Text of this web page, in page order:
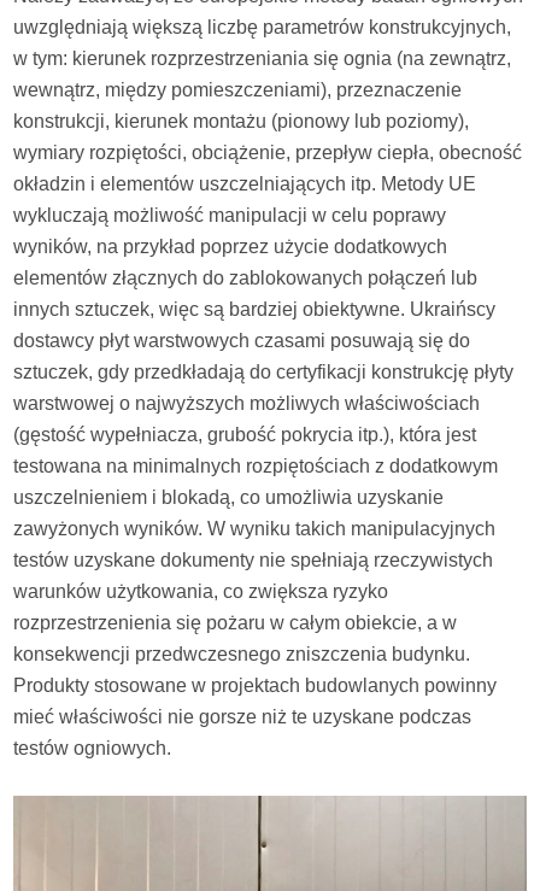
uwzględniają większą liczbę parametrów konstrukcyjnych,
w tym: kierunek rozprzestrzeniania się ognia (na zewnątrz,
wewnątrz, między pomieszczeniami), przeznaczenie
konstrukcji, kierunek montażu (pionowy lub poziomy),
wymiary rozpiętości, obciążenie, przepływ ciepła, obecność
okładzin i elementów uszczelniających itp. Metody UE
wykluczają możliwość manipulacji w celu poprawy
wyników, na przykład poprzez użycie dodatkowych
elementów złącznych do zablokowanych połączeń lub
innych sztuczek, więc są bardziej obiektywne. Ukraińscy
dostawcy płyt warstwowych czasami posuwają się do
sztuczek, gdy przedkładają do certyfikacji konstrukcję płyty
warstwowej o najwyższych możliwych właściwościach
(gęstość wypełniacza, grubość pokrycia itp.), która jest
testowana na minimalnych rozpiętościach z dodatkowym
uszczelnieniem i blokadą, co umożliwia uzyskanie
zawyżonych wyników. W wyniku takich manipulacyjnych
testów uzyskane dokumenty nie spełniają rzeczywistych
warunków użytkowania, co zwiększa ryzyko
rozprzestrzenienia się pożaru w całym obiekcie, a w
konsekwencji przedwczesnego zniszczenia budynku.
Produkty stosowane w projektach budowlanych powinny
mieć właściwości nie gorsze niż te uzyskane podczas
testów ogniowych.